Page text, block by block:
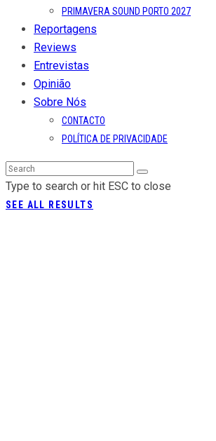
PRIMAVERA SOUND PORTO 2027
Reportagens
Reviews
Entrevistas
Opinião
Sobre Nós
CONTACTO
POLÍTICA DE PRIVACIDADE
Type to search or hit ESC to close
SEE ALL RESULTS